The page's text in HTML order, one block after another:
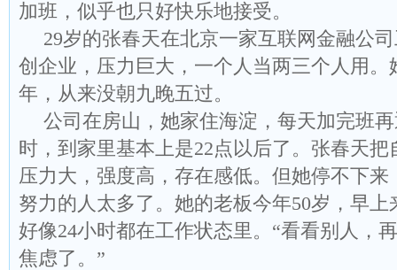
加班，似乎也只好快乐地接受。
29岁的张春天在北京一家互联网金融公
创企业，压力巨大，一个人当两三个人用。
年，从来没朝九晚五过。
公司在房山，她家住海淀，每天加完班
时，到家里基本上是22点以后了。张春天
压力大，强度高，存在感低。但她停不下来
努力的人太多了。她的老板今年50岁，早
好像24小时都在工作状态里。“看看别人，
焦虑了。”